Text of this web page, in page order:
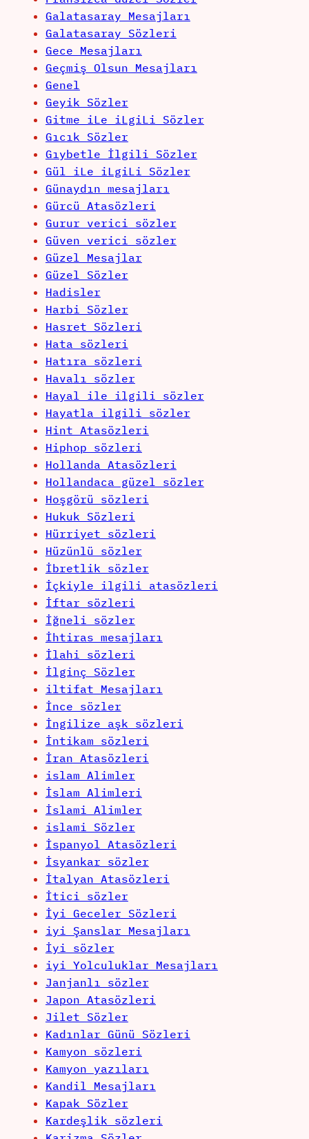
Galatasaray Mesajları
Galatasaray Sözleri
Gece Mesajları
Geçmiş Olsun Mesajları
Genel
Geyik Sözler
Gitme iLe iLgiLi Sözler
Gıcık Sözler
Gıybetle İlgili Sözler
Gül iLe iLgiLi Sözler
Günaydın mesajları
Gürcü Atasözleri
Gurur verici sözler
Güven verici sözler
Güzel Mesajlar
Güzel Sözler
Hadisler
Harbi Sözler
Hasret Sözleri
Hata sözleri
Hatıra sözleri
Havalı sözler
Hayal ile ilgili sözler
Hayatla ilgili sözler
Hint Atasözleri
Hiphop sözleri
Hollanda Atasözleri
Hollandaca güzel sözler
Hoşgörü sözleri
Hukuk Sözleri
Hürriyet sözleri
Hüzünlü sözler
İbretlik sözler
İçkiyle ilgili atasözleri
İftar sözleri
İğneli sözler
İhtiras mesajları
İlahi sözleri
İlginç Sözler
iltifat Mesajları
İnce sözler
İngilize aşk sözleri
İntikam sözleri
İran Atasözleri
islam Alimler
İslam Alimleri
İslami Alimler
islami Sözler
İspanyol Atasözleri
İsyankar sözler
İtalyan Atasözleri
İtici sözler
İyi Geceler Sözleri
iyi Şanslar Mesajları
İyi sözler
iyi Yolculuklar Mesajları
Janjanlı sözler
Japon Atasözleri
Jilet Sözler
Kadınlar Günü Sözleri
Kamyon sözleri
Kamyon yazıları
Kandil Mesajları
Kapak Sözler
Kardeşlik sözleri